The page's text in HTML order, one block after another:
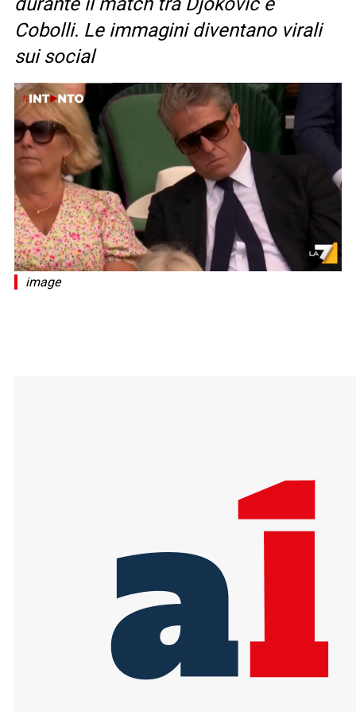
Cobolli. Le immagini diventano virali
sui social
image